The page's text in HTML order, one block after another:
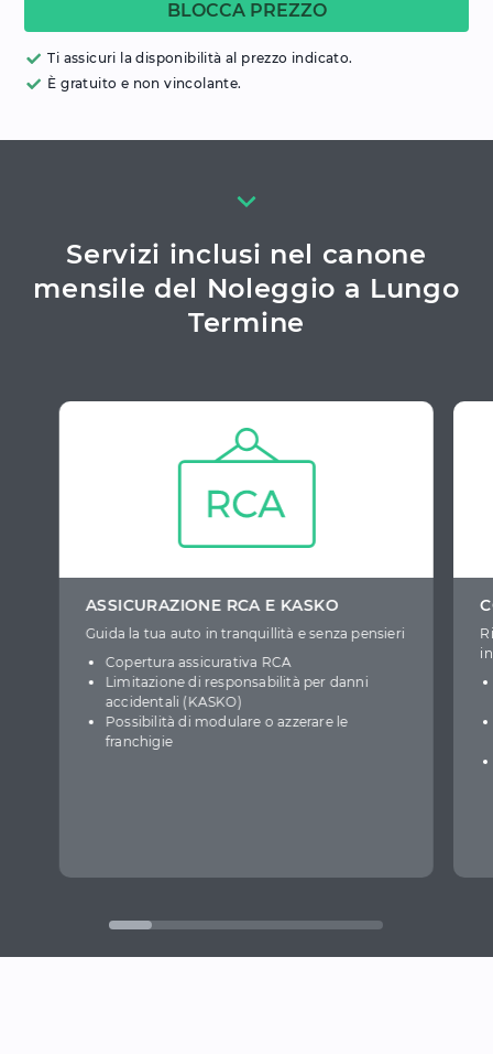
BLOCCA PREZZO
Ti assicuri la disponibilità al prezzo indicato.
È gratuito e non vincolante.
Servizi inclusi nel canone
mensile del Noleggio a Lungo
Termine
ASSICURAZIONE RCA E KASKO
Guida la tua auto in tranquillità e senza pensieri
Copertura assicurativa RCA
Limitazione di responsabilità per danni
accidentali (KASKO)
Possibilità di modulare o azzerare le
franchigie